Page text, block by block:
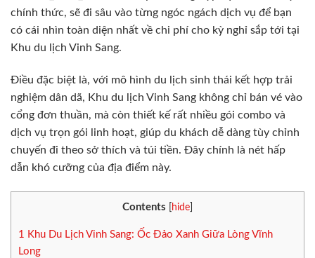
chính thức, sẽ đi sâu vào từng ngóc ngách dịch vụ để bạn
có cái nhìn toàn diện nhất về chi phí cho kỳ nghỉ sắp tới tại
Khu du lịch Vinh Sang.
Điều đặc biệt là, với mô hình du lịch sinh thái kết hợp trải
nghiệm dân dã, Khu du lịch Vinh Sang không chỉ bán vé vào
cổng đơn thuần, mà còn thiết kế rất nhiều gói combo và
dịch vụ trọn gói linh hoạt, giúp du khách dễ dàng tùy chỉnh
chuyến đi theo sở thích và túi tiền. Đây chính là nét hấp
dẫn khó cưỡng của địa điểm này.
Contents hide
1
Khu Du Lịch Vinh Sang: Ốc Đảo Xanh Giữa Lòng Vĩnh
Long